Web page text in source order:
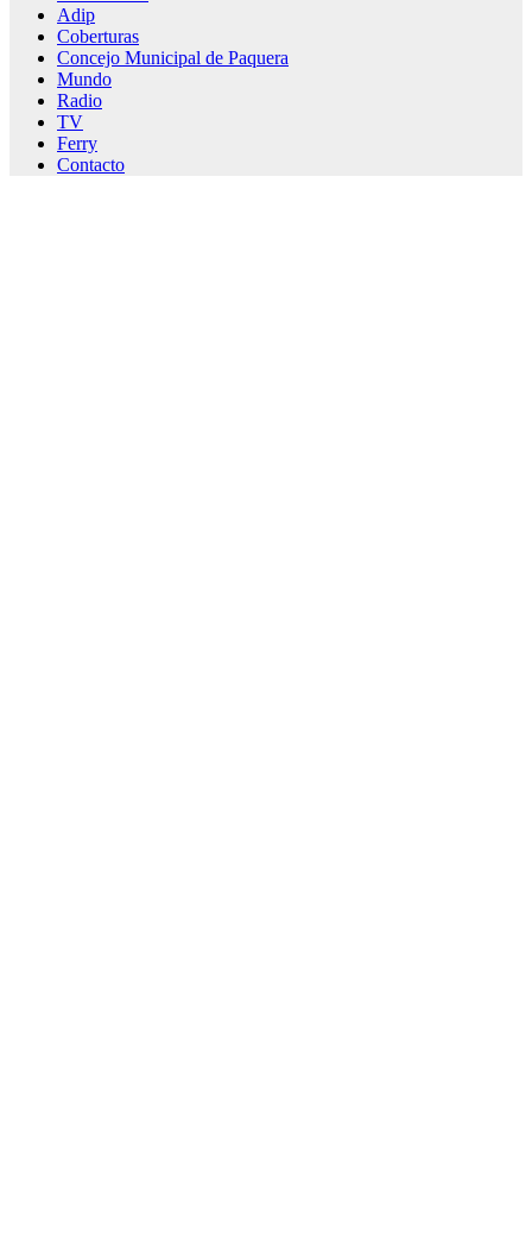
Adip
Coberturas
Concejo Municipal de Paquera
Mundo
Radio
TV
Ferry
Contacto